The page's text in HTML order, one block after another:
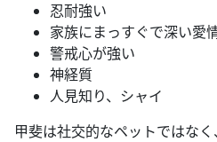
忍耐強い
家族にまっすぐで深い愛
警戒心が強い
神経質
人見知り、シャイ
甲斐は社交的なペットではな